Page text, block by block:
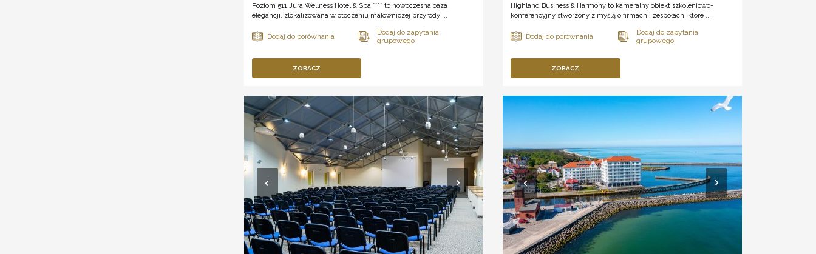
Poziom 511 Jura Wellness Hotel & Spa **** to nowoczesna oaza
elegancji, zlokalizowana w otoczeniu malowniczej przyrody ...
ZOBACZ
Highland Business & Harmony to kameralny obiekt szkoleniowo-
konferencyjny stworzony z myślą o firmach i zespołach, które ...
ZOBACZ